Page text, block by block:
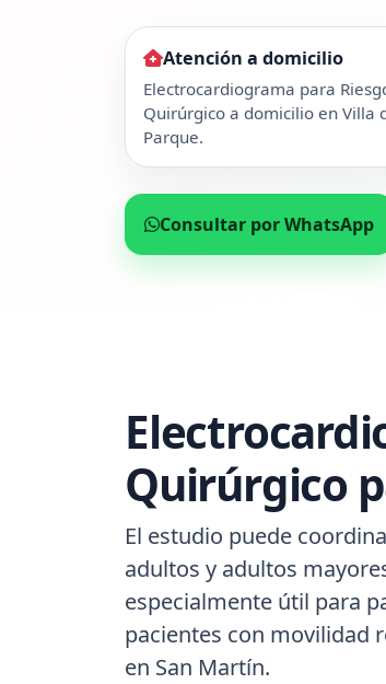
Atención a domicilio
Electrocardiograma para
Quirúrgico a domicilio en Villa
Parque.
Consultar por WhatsApp
Quirúrgico
El estudio puede
adultos y adultos
especialmente útil para
pacientes con movilidad
en San Martín.